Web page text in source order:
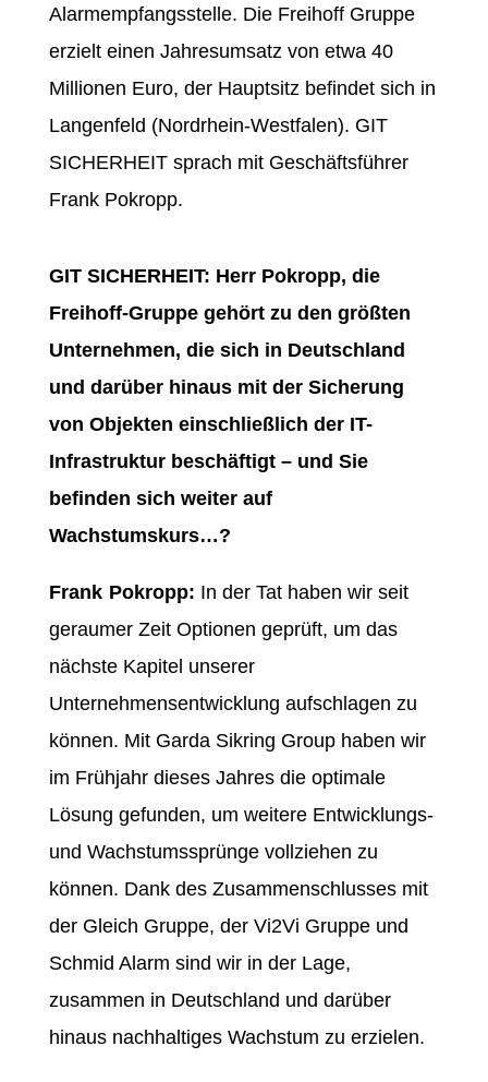
Alarmempfangsstelle. Die Freihoff Gruppe
erzielt einen Jahresumsatz von etwa 40
Millionen Euro, der Hauptsitz befindet sich in
Langenfeld (Nordrhein-Westfalen). GIT
SICHERHEIT sprach mit Geschäftsführer
Frank Pokropp.
GIT SICHERHEIT: Herr Pokropp, die
Freihoff-Gruppe gehört zu den größten
Unternehmen, die sich in Deutschland
und darüber hinaus mit der Sicherung
von Objekten einschließlich der IT-
Infrastruktur beschäftigt – und Sie
befinden sich weiter auf
Wachstumskurs…?
Frank Pokropp: In der Tat haben wir seit
geraumer Zeit Optionen geprüft, um das
nächste Kapitel unserer
Unternehmensentwicklung aufschlagen zu
können. Mit Garda Sikring Group haben wir
im Frühjahr dieses Jahres die optimale
Lösung gefunden, um weitere Entwicklungs-
und Wachstumssprünge vollziehen zu
können. Dank des Zusammenschlusses mit
der Gleich Gruppe, der Vi2Vi Gruppe und
Schmid Alarm sind wir in der Lage,
zusammen in Deutschland und darüber
hinaus nachhaltiges Wachstum zu erzielen.